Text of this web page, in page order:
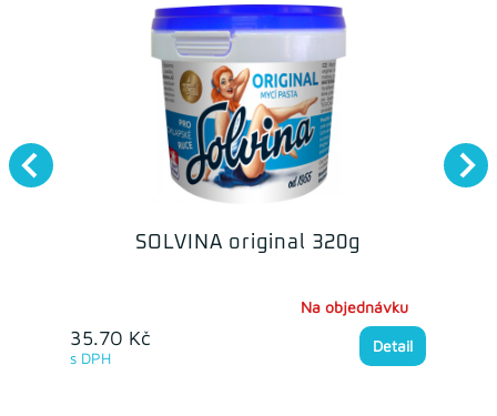
SOLVINA original 320g
35.70 Kč
s DPH
Na objednávku
Detail